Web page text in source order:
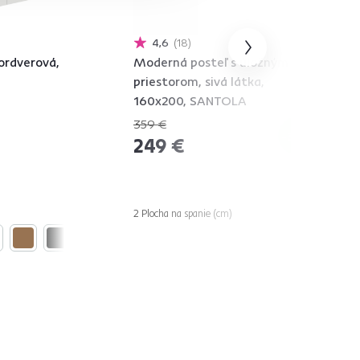
4,6 18
Moderná posteľ s úložným
priestorom, sivá látka,
160x200, SANTOLA
359 €
249 €
2 Plocha na spanie (cm)